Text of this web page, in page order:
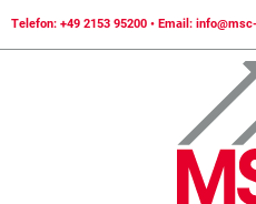
Telefon: +49 2153 95200 • Email: